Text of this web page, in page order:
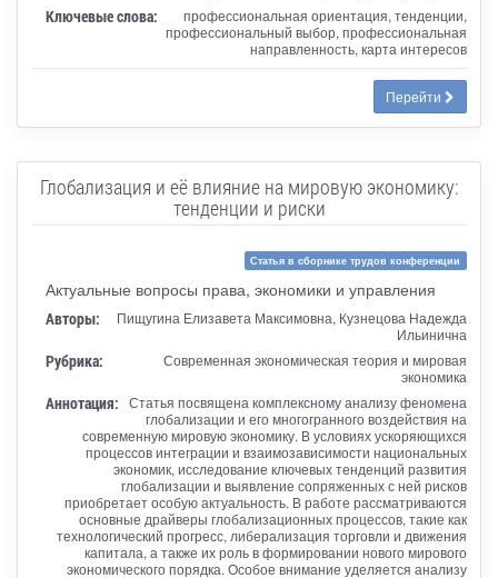
Ключевые слова:
профессиональная ориентация, тенденции,
профессиональный выбор, профессиональная
направленность, карта интересов
Перейти
Глобализация и её влияние на мировую экономику:
тенденции и риски
Статья в сборнике трудов конференции
Актуальные вопросы права, экономики и управления
Авторы:
Пищугина Елизавета Максимовна, Кузнецова Надежда
Ильинична
Рубрика:
Современная экономическая теория и мировая
экономика
Аннотация: Статья посвящена комплексному анализу феномена
глобализации и его многогранного воздействия на
современную мировую экономику. В условиях ускоряющихся
процессов интеграции и взаимозависимости национальных
экономик, исследование ключевых тенденций развития
глобализации и выявление сопряженных с ней рисков
приобретает особую актуальность. В работе рассматриваются
основные драйверы глобализационных процессов, такие как
технологический прогресс, либерализация торговли и движения
капитала, а также их роль в формировании нового мирового
экономического порядка. Особое внимание уделяется анализу